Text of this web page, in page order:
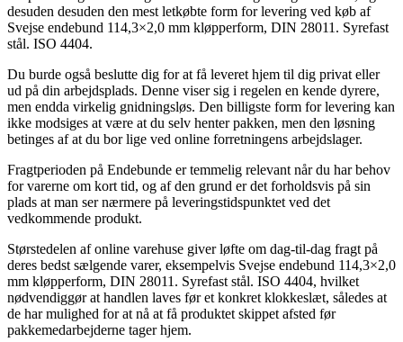
desuden desuden den mest letkøbte form for levering ved køb af
Svejse endebund 114,3×2,0 mm kløpperform, DIN 28011. Syrefast
stål. ISO 4404.
Du burde også beslutte dig for at få leveret hjem til dig privat eller
ud på din arbejdsplads. Denne viser sig i regelen en kende dyrere,
men endda virkelig gnidningsløs. Den billigste form for levering kan
ikke modsiges at være at du selv henter pakken, men den løsning
betinges af at du bor lige ved online forretningens arbejdslager.
Fragtperioden på Endebunde er temmelig relevant når du har behov
for varerne om kort tid, og af den grund er det forholdsvis på sin
plads at man ser nærmere på leveringstidspunktet ved det
vedkommende produkt.
Størstedelen af online varehuse giver løfte om dag-til-dag fragt på
deres bedst sælgende varer, eksempelvis Svejse endebund 114,3×2,0
mm kløpperform, DIN 28011. Syrefast stål. ISO 4404, hvilket
nødvendiggør at handlen laves før et konkret klokkeslæt, således at
de har mulighed for at nå at få produktet skippet afsted før
pakkemedarbejderne tager hjem.